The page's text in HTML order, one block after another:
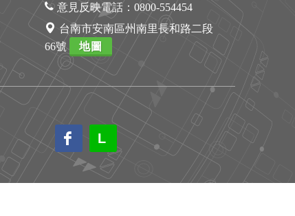
意見反映電話： 0800-554454
台南市安南區州南里長和路二段
66號
地圖
L
L